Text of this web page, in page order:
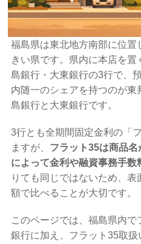
福島県は東北地方南部に位
きい県です。県内に本店を
島銀行・大東銀行の3行で、
内随一のシェアを持つのが
島銀行と大東銀行です。
3行とも全期間固定金利の「
ますが、 フラット35は商品
によって金利や融資事務手数
りても同じではないため、
額で比べることが大切です。
このページでは、福島県内
銀行に加え、フラット35取